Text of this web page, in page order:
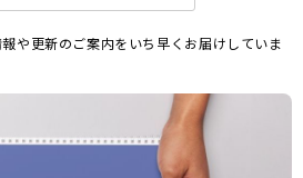
や更新のご案内をいち早くお届けしていま